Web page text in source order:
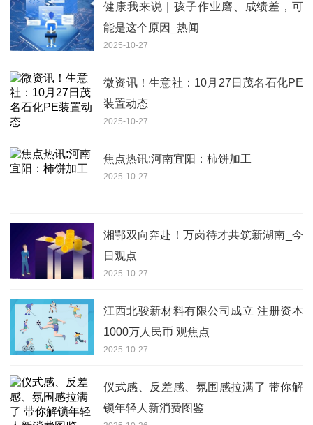
健康我来说｜孩子作业磨、成绩差，可
能是这个原因_热闻
2025-10-27
微资讯！生意社：10月27日茂名石化PE
装置动态
2025-10-27
焦点热讯:河南宜阳：柿饼加工
2025-10-27
湘鄂双向奔赴！万岗待才共筑新湖南_今
日观点
2025-10-27
江西北骏新材料有限公司成立 注册资本
1000万人民币 观焦点
2025-10-27
仪式感、反差感、氛围感拉满了 带你解
锁年轻人新消费图鉴